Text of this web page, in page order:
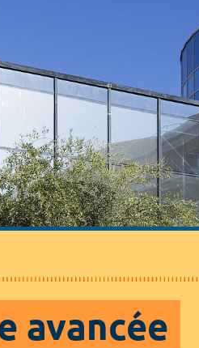
avancée